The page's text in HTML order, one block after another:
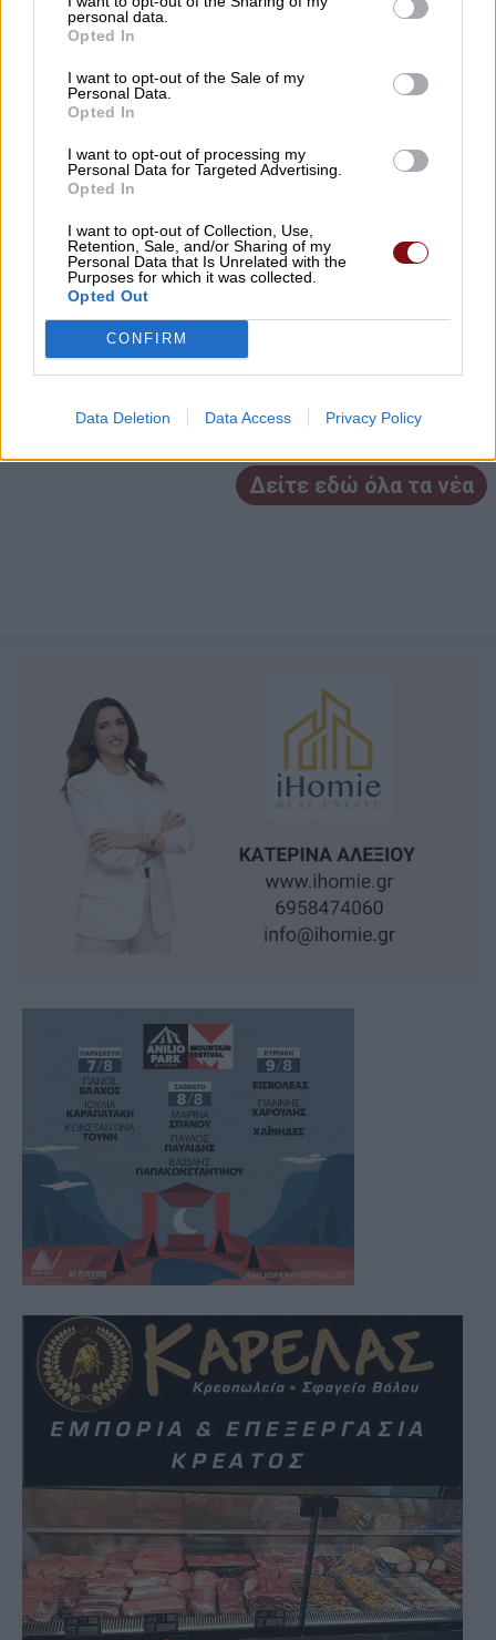
personal data.
Opted In
I want to opt-out of the Sale of my
Personal Data.
Opted In
I want to opt-out of processing my
Personal Data for Targeted Advertising.
Opted In
I want to opt-out of Collection, Use,
Retention, Sale, and/or Sharing of my
Personal Data that Is Unrelated with the
Purposes for which it was collected.
Opted Out
CONFIRM
Data Deletion Data Access Privacy Policy
Θ. Αδαμόπουλος: Μήπως ναρκοθετείται ο
προϋπολογισμός των επόμενων ετών;
06/08/2026 , 9:29
στο τμήμα Αμεσης Δράσης της Δ.Α.
Λάρισας
06/08/2026 , 9:25
Σύγκρουση ελικοπτέρων στη Ψάθα: «Δεν
υπήρξε τεχνικό πρόβλημα» – Η έρευνα
στρέφεται πλέον κυρίως στο ζήτημα του
συντονισμού των πτήσεων
06/08/2026 , 8:32
Δείτε εδώ όλα τα νέα